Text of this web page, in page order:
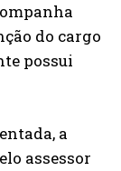
do cargo
possui
a
assessor